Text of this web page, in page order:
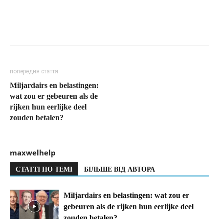
попередня стаття
Miljardairs en belastingen:
wat zou er gebeuren als de
rijken hun eerlijke deel
zouden betalen?
maxwelhelp
СТАТТІ ПО ТЕМІ БІЛЬШЕ ВІД АВТОРА
Miljardairs en belastingen: wat zou er
gebeuren als de rijken hun eerlijke deel